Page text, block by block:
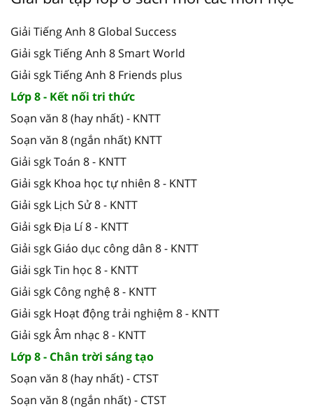
Giải Tiếng Anh 8 Global Success
Giải sgk Tiếng Anh 8 Smart World
Giải sgk Tiếng Anh 8 Friends plus
Lớp 8 - Kết nối tri thức
Soạn văn 8 (hay nhất) - KNTT
Soạn văn 8 (ngắn nhất) KNTT
Giải sgk Toán 8 - KNTT
Giải sgk Khoa học tự nhiên 8 - KNTT
Giải sgk Lịch Sử 8 - KNTT
Giải sgk Địa Lí 8 - KNTT
Giải sgk Giáo dục công dân 8 - KNTT
Giải sgk Tin học 8 - KNTT
Giải sgk Công nghệ 8 - KNTT
Giải sgk Hoạt động trải nghiệm 8 - KNTT
Giải sgk Âm nhạc 8 - KNTT
Lớp 8 - Chân trời sáng tạo
Soạn văn 8 (hay nhất) - CTST
Soạn văn 8 (ngắn nhất) - CTST